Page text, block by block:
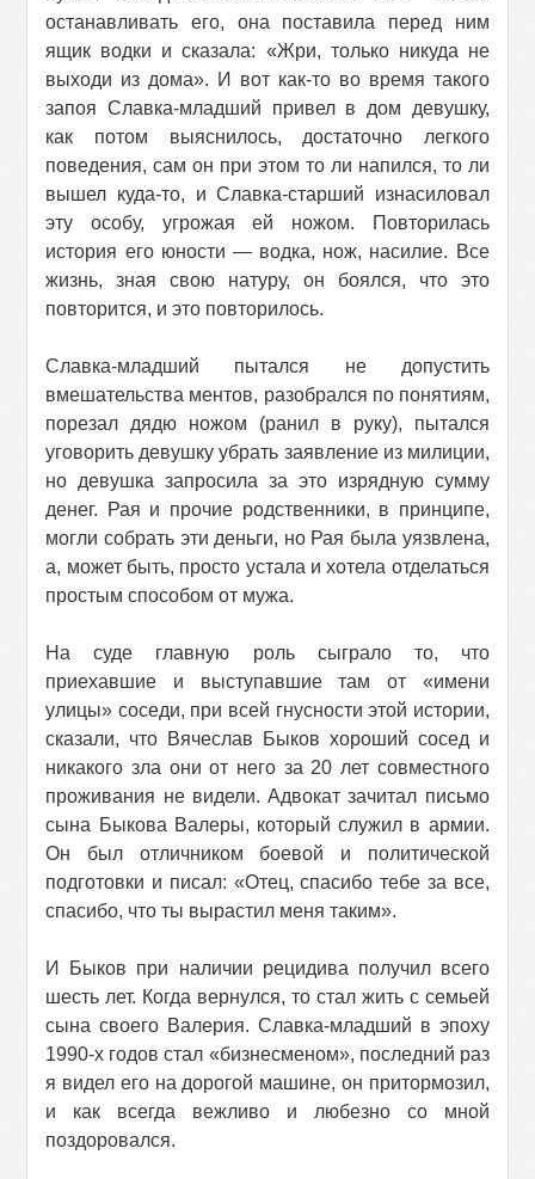
останавливать его, она поставила перед ним
ящик водки и сказала: «Жри, только никуда не
выходи из дома». И вот как-то во время такого
запоя Славка-младший привел в дом девушку,
как потом выяснилось, достаточно легкого
поведения, сам он при этом то ли напился, то ли
вышел куда-то, и Славка-старший изнасиловал
эту особу, угрожая ей ножом. Повторилась
история его юности — водка, нож, насилие. Все
жизнь, зная свою натуру, он боялся, что это
повторится, и это повторилось.
Славка-младший пытался не допустить
вмешательства ментов, разобрался по понятиям,
порезал дядю ножом (ранил в руку), пытался
уговорить девушку убрать заявление из милиции,
но девушка запросила за это изрядную сумму
денег. Рая и прочие родственники, в принципе,
могли собрать эти деньги, но Рая была уязвлена,
а, может быть, просто устала и хотела отделаться
простым способом от мужа.
На суде главную роль сыграло то, что
приехавшие и выступавшие там от «имени
улицы» соседи, при всей гнусности этой истории,
сказали, что Вячеслав Быков хороший сосед и
никакого зла они от него за 20 лет совместного
проживания не видели. Адвокат зачитал письмо
сына Быкова Валеры, который служил в армии.
Он был отличником боевой и политической
подготовки и писал: «Отец, спасибо тебе за все,
спасибо, что ты вырастил меня таким».
И Быков при наличии рецидива получил всего
шесть лет. Когда вернулся, то стал жить с семьей
сына своего Валерия. Славка-младший в эпоху
1990-х годов стал «бизнесменом», последний раз
я видел его на дорогой машине, он притормозил,
и как всегда вежливо и любезно со мной
поздоровался.